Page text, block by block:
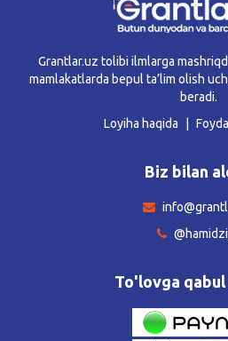
Grantlar.uz tolibi ilmlarga
mamlakatlarda bepul ta’lim olish
beradi.
Loyiha haqida
Biz bilan
To'lovga